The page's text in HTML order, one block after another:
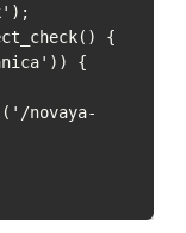
{
novaya-